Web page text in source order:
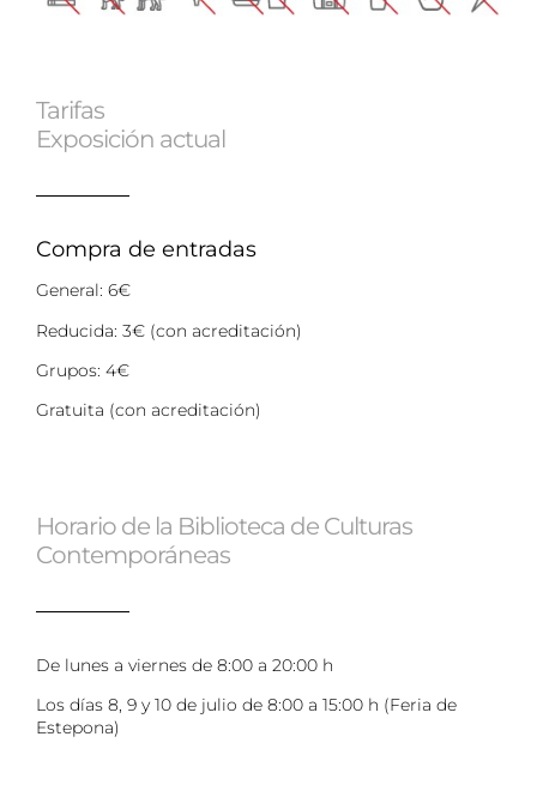
Tarifas
Exposición actual
Compra de entradas
General: 6€
Reducida: 3€ (con acreditación)
Grupos: 4€
Gratuita (con acreditación)
Horario de la Biblioteca de Culturas
Contemporáneas
De lunes a viernes de 8:00 a 20:00 h
Los días 8, 9 y 10 de julio de 8:00 a 15:00 h (Feria de
Estepona)